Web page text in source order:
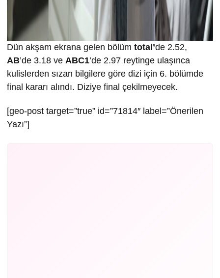
Dün akşam ekrana gelen bölüm total’de 2.52,
AB’de 3.18 ve ABC1’de 2.97 reytinge ulaşınca
kulislerden sızan bilgilere göre dizi için 6. bölümde
final kararı alındı. Diziye final çekilmeyecek.
[geo-post target=”true” id=”71814″ label=”Önerilen
Yazı”]